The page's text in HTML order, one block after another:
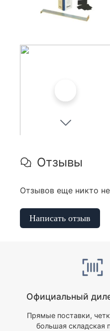
Отзывы
Отзывов еще никто
Написать отзыв
Официальный
Прямые поставки,
большая складская